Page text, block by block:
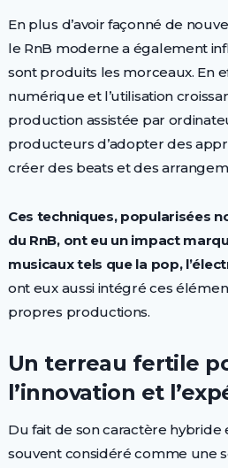
En plus d’avoir façonné de
le RnB moderne a également
sont produits les morceaux. En
numérique et l’utilisation
production assistée par
producteurs d’adopter des
créer des beats et des
Ces techniques, popularisées
du RnB, ont eu un impact
musicaux tels que la pop,
ont eux aussi intégré ces
propres productions.
Un terreau fertile
l’innovation et
Du fait de son caractère hybride
souvent considéré comme une